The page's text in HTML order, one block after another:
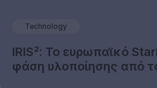
Technology
IRIS²: Το ευρωπαϊκό
φάση υλοποίησης από